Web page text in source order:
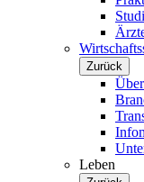
Zurück
Leben